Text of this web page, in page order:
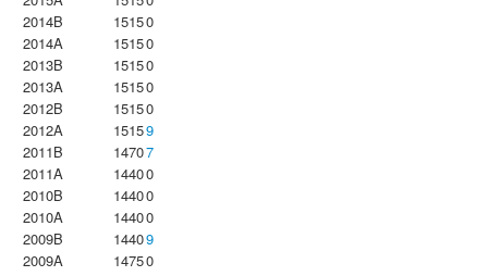
2014B
15150
2014A
15150
2013B
15150
2013A
15150
2012B
15150
2012A
15159
2011B
14707
2011A
14400
2010B
14400
2010A
14400
2009B
14409
2009A
14750